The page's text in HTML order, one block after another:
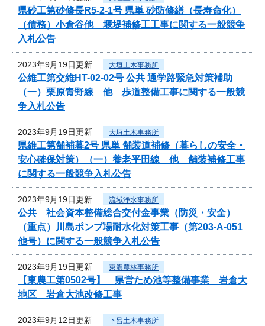
県砂工第砂修長R5-2-1号 県単 砂防修繕（長寿命化）
（債務）小倉谷他 堰堤補修工工事に関する一般競争
入札公告
2023年9月19日更新 大垣土木事務所
公維工第交維HT-02-02号 公共 通学路緊急対策補助
（一）栗原青野線 他 歩道整備工事に関する一般競
争入札公告
2023年9月19日更新 大垣土木事務所
県維工第舗補暮2号 県単 舗装道補修（暮らしの安全・
安心確保対策）（一）養老平田線 他 舗装補修工事
に関する一般競争入札公告
2023年9月19日更新 流域浄水事務所
公共 社会資本整備総合交付金事業（防災・安全）
（重点）川島ポンプ場耐水化対策工事（第203-A-051
他号）に関する一般競争入札公告
2023年9月19日更新 東濃農林事務所
【東農工第0502号】 県営ため池等整備事業 岩倉大
地区 岩倉大池改修工事
2023年9月12日更新 下呂土木事務所